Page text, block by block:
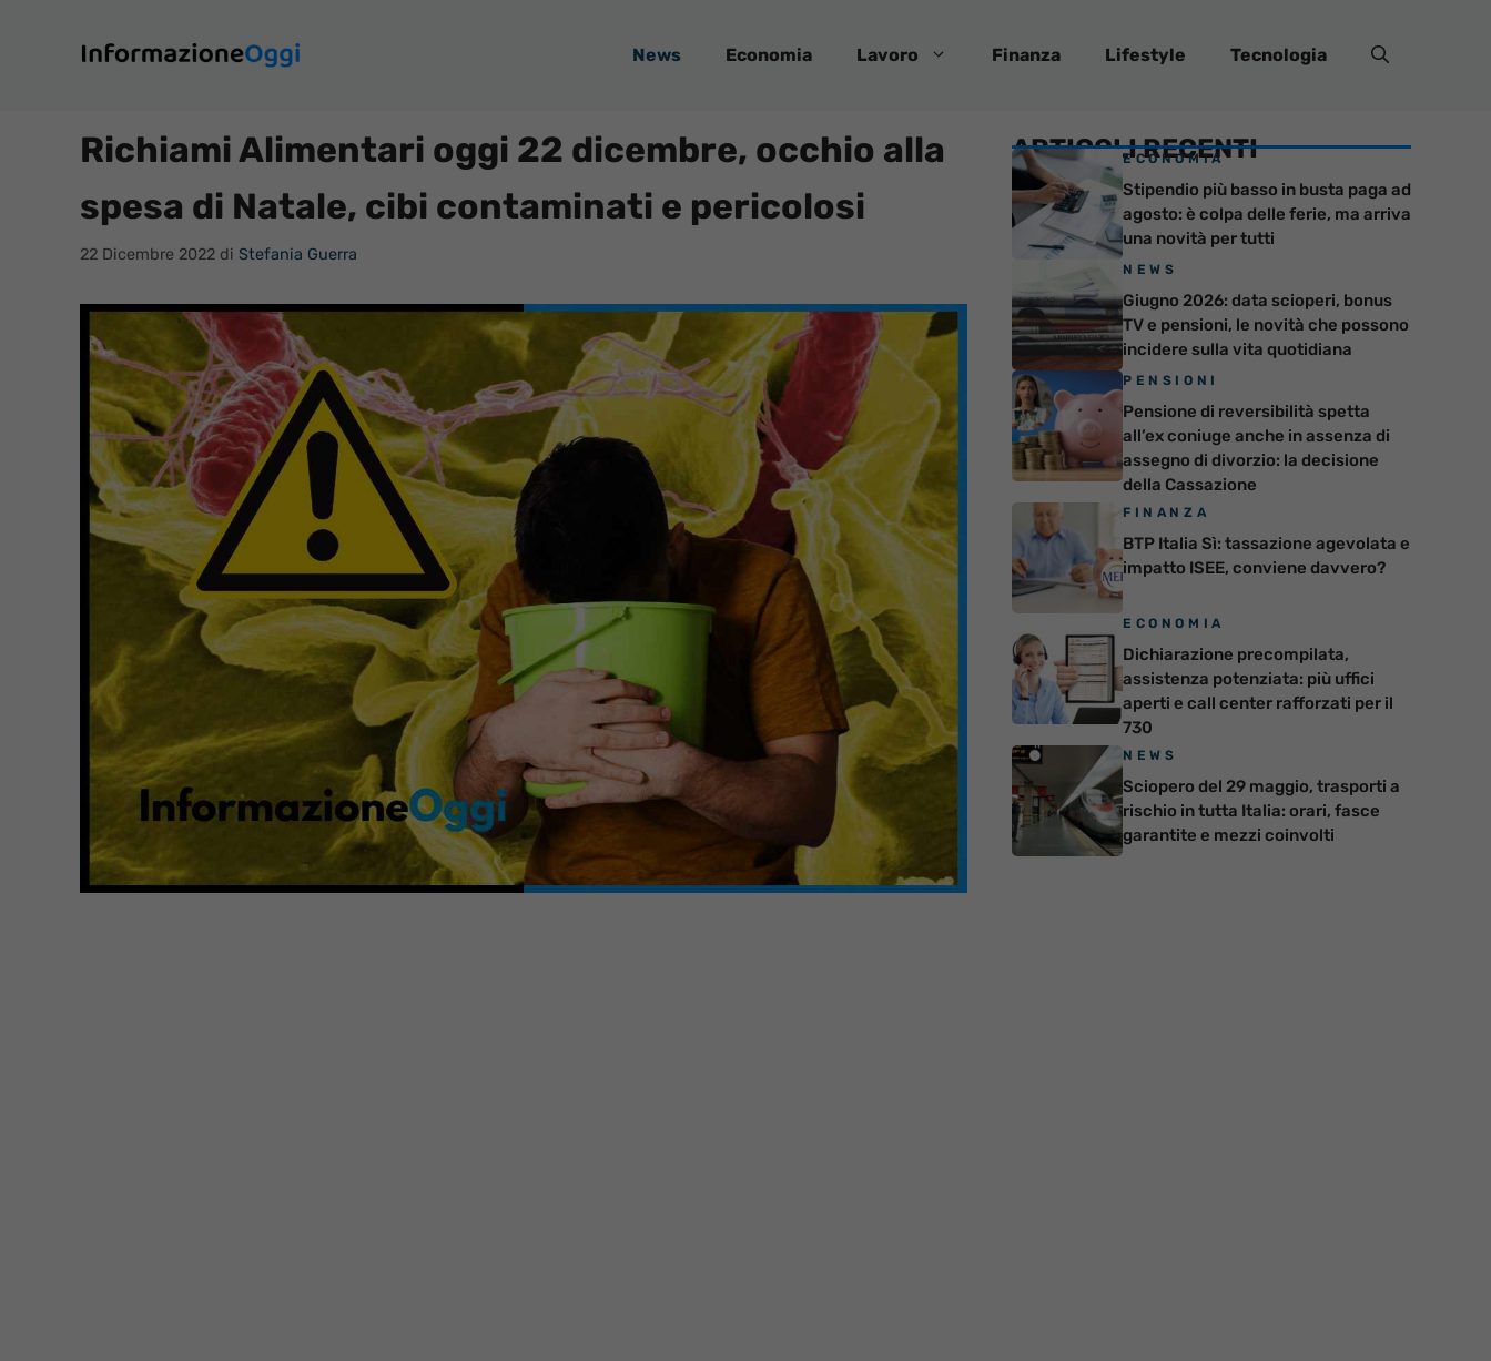
contenuto
News Economia Lavoro Finanza Lifestyle Tecnologia
Richiami Alimentari oggi 22 dicembre, occhio alla
spesa di Natale, cibi contaminati e pericolosi
22 Dicembre 2022 di Stefania Guerra
ARTICOLI RECENTI
ECONOMIA
Stipendio più basso in busta paga ad
agosto: è colpa delle ferie, ma arriva
una novità per tutti
NEWS
Giugno 2026: data scioperi, bonus
TV e pensioni, le novità che possono
incidere sulla vita quotidiana
PENSIONI
Pensione di reversibilità spetta
all’ex coniuge anche in assenza di
assegno di divorzio: la decisione
della Cassazione
FINANZA
BTP Italia Sì: tassazione agevolata e
impatto ISEE, conviene davvero?
ECONOMIA
Dichiarazione precompilata,
assistenza potenziata: più uffici
aperti e call center rafforzati per il
730
NEWS
Sciopero del 29 maggio, trasporti a
rischio in tutta Italia: orari, fasce
garantite e mezzi coinvolti